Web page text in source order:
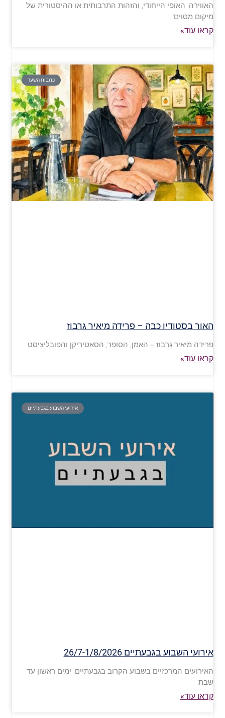
האווירה, האופי הייחודי, והזהות התרבותית או ההיסטורית של
מיקום מסוים"
קראו עוד»
כתבות השער
האור בסטודיו כבה – פרידה מיאיר גרבוז
פרידה מיאיר גרבוז – האמן, הסופר, הסאטיריקן והפובליציסט
קראו עוד»
אירועי השבוע בגבעתיים
אירועי השבוע בגבעתיים 26/7-1/8/2026
האירועים המרכזיים בשבוע הקרוב בגבעתיים, ימים ראשון עד
שבת
קראו עוד»